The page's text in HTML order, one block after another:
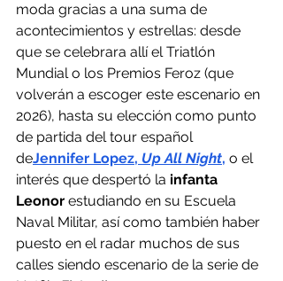
moda gracias a una suma de
acontecimientos y estrellas: desde
que se celebrara allí el Triatlón
Mundial o los Premios Feroz (que
volverán a escoger este escenario en
2026), hasta su elección como punto
de partida del tour español
deJennifer Lopez, Up All Night, o el
interés que despertó la infanta
Leonor estudiando en su Escuela
Naval Militar, así como también haber
puesto en el radar muchos de sus
calles siendo escenario de la serie de